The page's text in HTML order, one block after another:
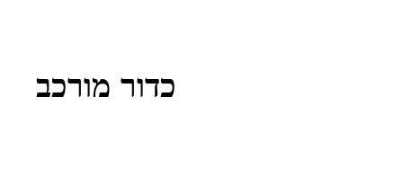
כדור מורכב